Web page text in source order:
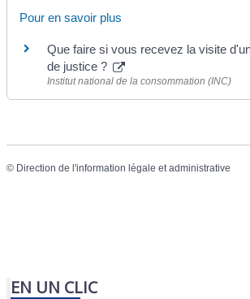
Pour en savoir plus
Que faire si vous recevez la visite
de justice ?
Institut national de la consommation (INC)
© Direction de l'information légale et administrative
EN UN CLIC